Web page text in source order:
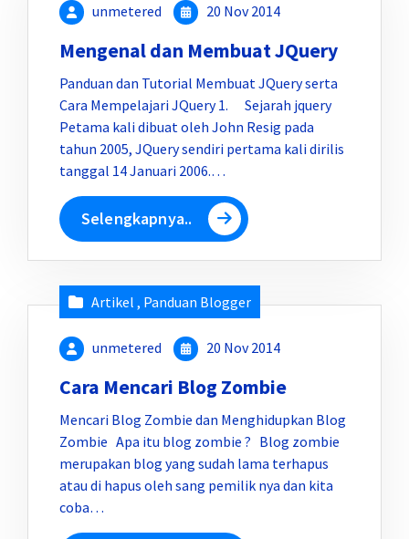
unmetered 20 Nov 2014
Mengenal dan Membuat JQuery
Panduan dan Tutorial Membuat JQuery serta
Cara Mempelajari JQuery 1. Sejarah jquery
Petama kali dibuat oleh John Resig pada
tahun 2005, JQuery sendiri pertama kali dirilis
tanggal 14 Januari 2006.…
Selengkapnya..
Artikel , Panduan Blogger
unmetered 20 Nov 2014
Cara Mencari Blog Zombie
Mencari Blog Zombie dan Menghidupkan Blog
Zombie Apa itu blog zombie ? Blog zombie
merupakan blog yang sudah lama terhapus
atau di hapus oleh sang pemilik nya dan kita
coba…